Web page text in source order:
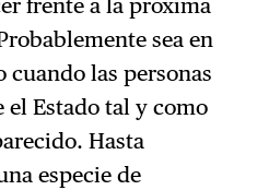
frente a la próxima
sea en
cuando las personas
el Estado tal y como
Hasta
especie de